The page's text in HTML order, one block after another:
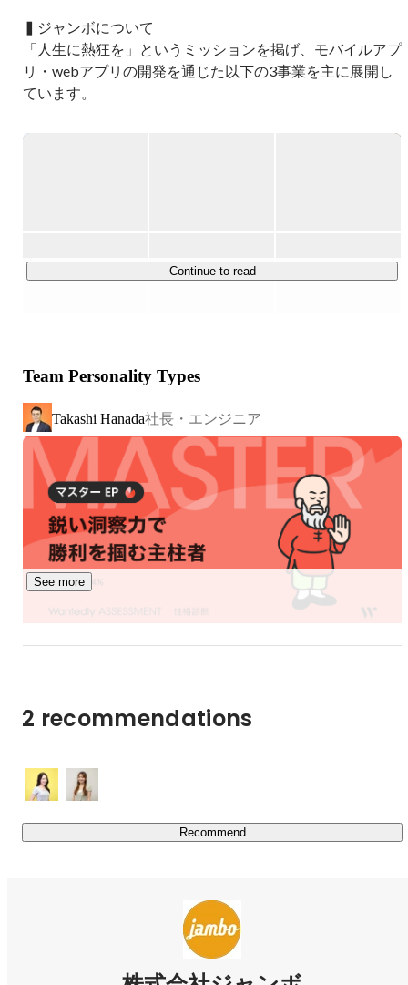
▍ジャンボについて
「人生に熱狂を」というミッションを掲げ、モバイルアプ
リ・webアプリの開発を通じた以下の3事業を主に展開し
ています。
・コミュニケーションアプリ事業
利用いただいています！Continue to read
Team Personality Types
Takashi Hanada社長・エンジニア
マーケティング
See more
2 recommendations
Recommend